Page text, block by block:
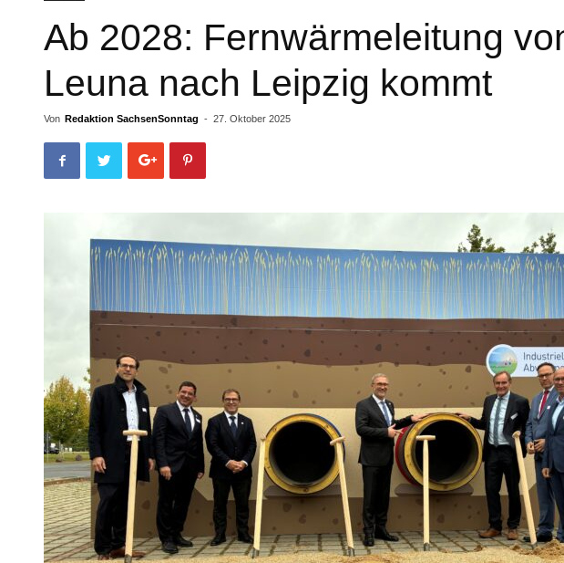
Ab 2028: Fernwärmeleitung
Leuna nach Leipzig kommt
Von Redaktion SachsenSonntag - 27. Oktober 2025